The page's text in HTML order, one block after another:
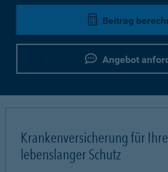
Beitrag
Angebot
Krankenversicherung für
lebenslanger Schutz